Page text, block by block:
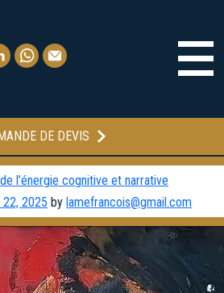
DE DEVIS
l’énergie cognitive et narrative
22, 2025 by lamefrancois@gmail.com